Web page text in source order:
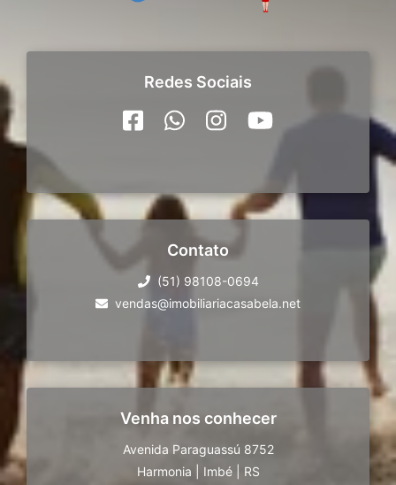
Redes Sociais
Contato
(51) 98108-0694
vendas@imobiliariacasabela.net
Venha nos conhecer
Avenida Paraguassú 8752
Harmonia
Imbé
RS